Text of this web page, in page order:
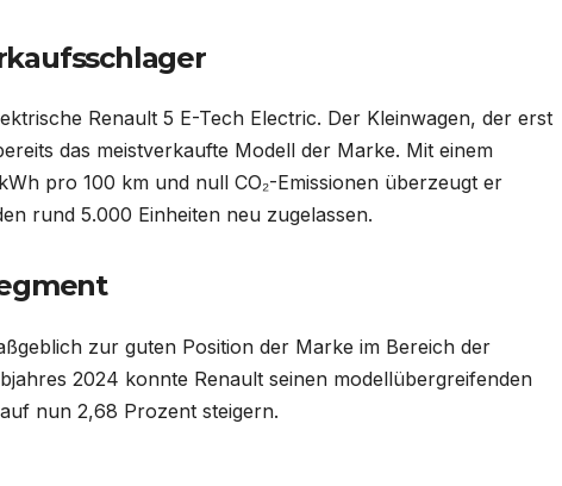
Renault 5 E-Tech Electric. Der Kleinwagen, der erst
das meistverkaufte Modell der Marke. Mit einem
pro 100 km und null CO₂-Emissionen überzeugt er
rund 5.000 Einheiten neu zugelassen.
zur guten Position der Marke im Bereich der
2024 konnte Renault seinen modellübergreifenden
nun 2,68 Prozent steigern.